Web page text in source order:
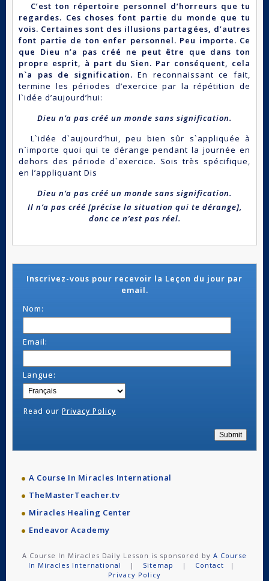
C’est ton répertoire personnel d’horreurs que tu
regardes. Ces choses font partie du monde que tu
vois. Certaines sont des illusions partagées, d’autres
font partie de ton enfer personnel. Peu importe. Ce
que Dieu n’a pas créé ne peut être que dans ton
propre esprit, à part du Sien. Par conséquent, cela
n`a pas de signification.En reconnaissant ce fait,
termine les périodes d’exercice par la répétition de
l`idée d’aujourd’hui:
Dieu n’a pas créé un monde sans signification.
L`idée d`aujourd’hui, peu bien sûr s`appliquée à
n`importe quoi qui te dérange pendant la journée en
dehors des période d`exercice. Sois très spécifique,
en l’appliquant Dis
Dieu n’a pas créé un monde sans signification.
Il n’a pas créé [précise la situation qui te dérange],
donc ce n’est pas réel.
Inscrivez-vous pour recevoir la Leçon du jour par
email.
Nom:
Email:
Langue:
Read our Privacy Policy
A Course In Miracles International
TheMasterTeacher.tv
Miracles Healing Center
Endeavor Academy
A Course In Miracles Daily Lesson is sponsored by A Course
In Miracles International
| Sitemap | Contact
|
Privacy Policy